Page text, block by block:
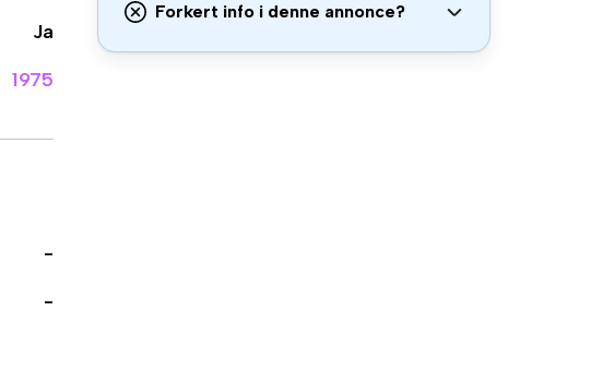
Ja
1975
-
-
Forkert info i denne annonce?